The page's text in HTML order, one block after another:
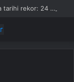
Dünyanın en uzun aktarmasız uçuşunda tarihi rekor: 24 saatten fazla havada kaldılar